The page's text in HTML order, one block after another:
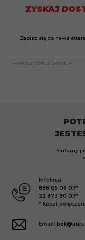
ZYSKAJ
Zapisz się do
Służymy
Infolinia:
888 05 06 07*
22 873 80 07*
* koszt
Email: